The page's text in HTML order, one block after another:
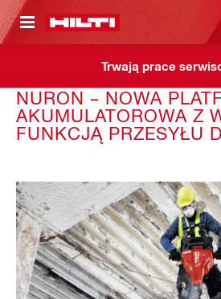
GŁÓWNEJ
Trwają prace
NURON – NOWA
AKUMULATOROWA Z
FUNKCJĄ PRZESYŁU